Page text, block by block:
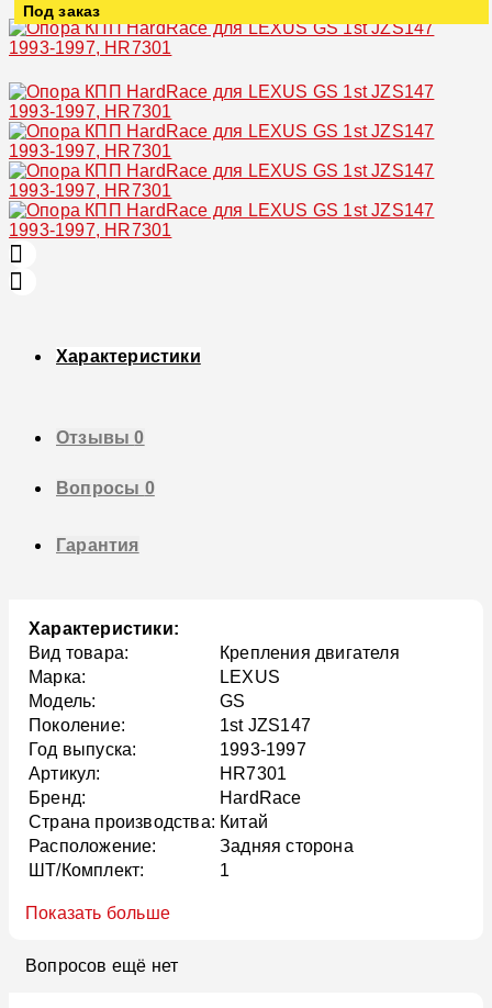
Под заказ
Характеристики
Отзывы0
Вопросы 0
Гарантия
Характеристики:
Вид товара:
Крепления двигателя
Марка:
LEXUS
Модель:
GS
Поколение:
1st JZS147
Год выпуска:
1993-1997
Артикул:
HR7301
Бренд:
HardRace
Страна производства: Китай
Расположение:
Задняя сторона
ШТ/Комплект:
1
Показать больше
Вопросов ещё нет